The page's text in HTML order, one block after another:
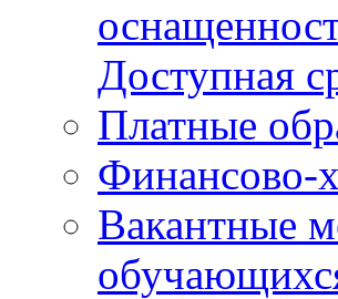
Доступная
Платные
Финансово-
Вакантные